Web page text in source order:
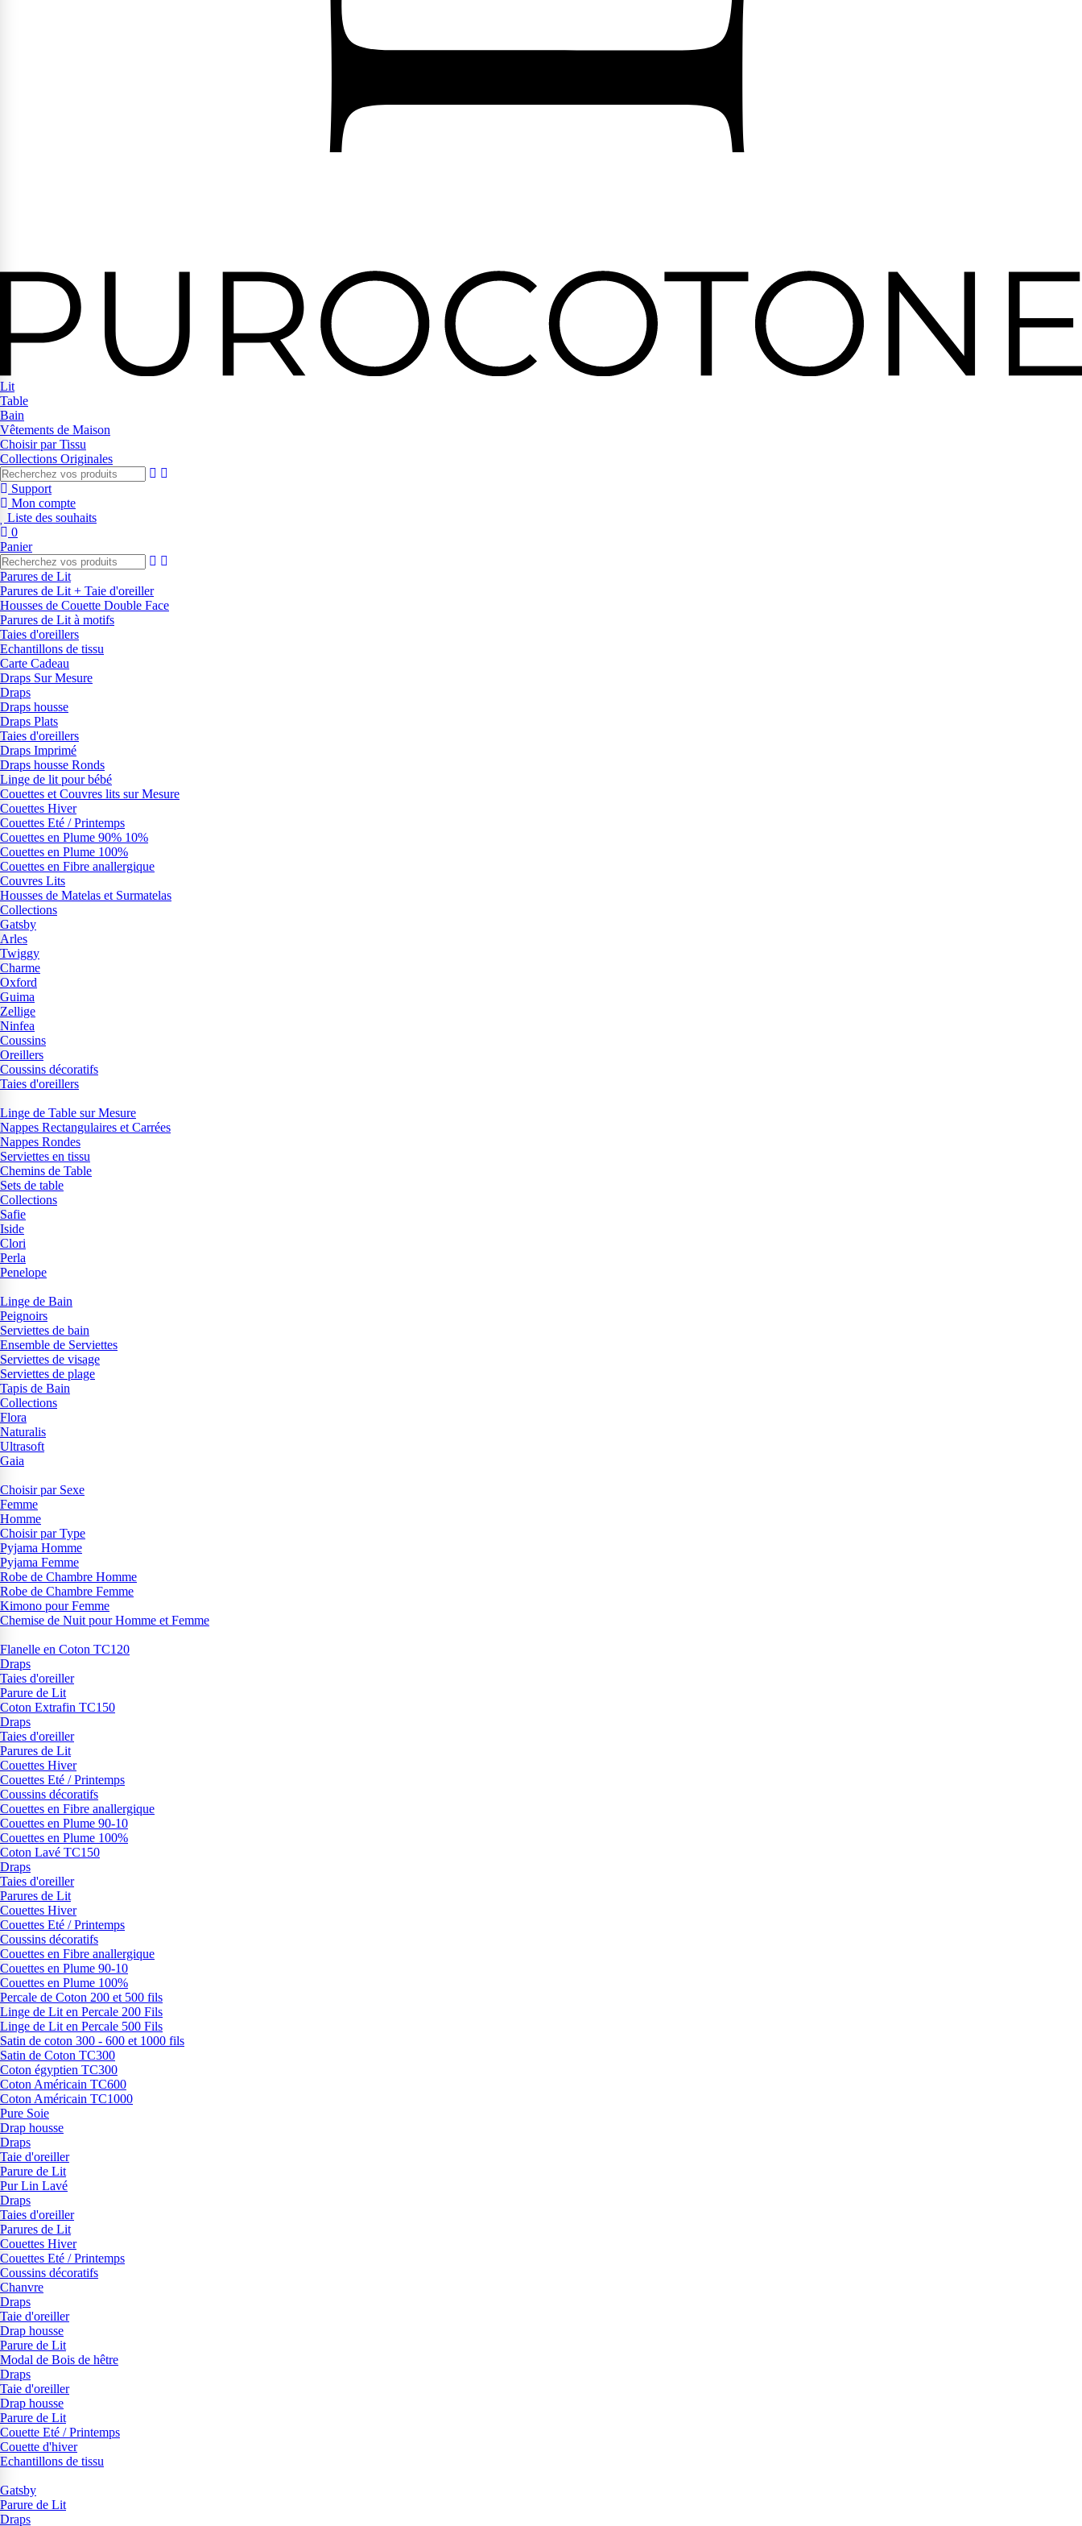
Lit
Table
Bain
Vêtements de Maison
Choisir par Tissu
Collections Originales
Support
Mon compte
Liste des souhaits
0
Panier
Parures de Lit
Parures de Lit + Taie d'oreiller
Housses de Couette Double Face
Parures de Lit à motifs
Taies d'oreillers
Echantillons de tissu
Carte Cadeau
Draps Sur Mesure
Draps
Draps housse
Draps Plats
Taies d'oreillers
Draps Imprimé
Draps housse Ronds
Linge de lit pour bébé
Couettes et Couvres lits sur Mesure
Couettes Hiver
Couettes Eté / Printemps
Couettes en Plume 90% 10%
Couettes en Plume 100%
Couettes en Fibre anallergique
Couvres Lits
Housses de Matelas et Surmatelas
Collections
Gatsby
Arles
Twiggy
Charme
Oxford
Guima
Zellige
Ninfea
Coussins
Oreillers
Coussins décoratifs
Taies d'oreillers
Linge de Table sur Mesure
Nappes Rectangulaires et Carrées
Nappes Rondes
Serviettes en tissu
Chemins de Table
Sets de table
Collections
Safie
Iside
Clori
Perla
Penelope
Linge de Bain
Peignoirs
Serviettes de bain
Ensemble de Serviettes
Serviettes de visage
Serviettes de plage
Tapis de Bain
Collections
Flora
Naturalis
Ultrasoft
Gaia
Choisir par Sexe
Femme
Homme
Choisir par Type
Pyjama Homme
Pyjama Femme
Robe de Chambre Homme
Robe de Chambre Femme
Kimono pour Femme
Chemise de Nuit pour Homme et Femme
Flanelle en Coton TC120
Draps
Taies d'oreiller
Parure de Lit
Coton Extrafin TC150
Draps
Taies d'oreiller
Parures de Lit
Couettes Hiver
Couettes Eté / Printemps
Coussins décoratifs
Couettes en Fibre anallergique
Couettes en Plume 90-10
Couettes en Plume 100%
Coton Lavé TC150
Draps
Taies d'oreiller
Parures de Lit
Couettes Hiver
Couettes Eté / Printemps
Coussins décoratifs
Couettes en Fibre anallergique
Couettes en Plume 90-10
Couettes en Plume 100%
Percale de Coton 200 et 500 fils
Linge de Lit en Percale 200 Fils
Linge de Lit en Percale 500 Fils
Satin de coton 300 - 600 et 1000 fils
Satin de Coton TC300
Coton égyptien TC300
Coton Américain TC600
Coton Américain TC1000
Pure Soie
Drap housse
Draps
Taie d'oreiller
Parure de Lit
Pur Lin Lavé
Draps
Taies d'oreiller
Parures de Lit
Couettes Hiver
Couettes Eté / Printemps
Coussins décoratifs
Chanvre
Draps
Taie d'oreiller
Drap housse
Parure de Lit
Modal de Bois de hêtre
Draps
Taie d'oreiller
Drap housse
Parure de Lit
Couette Eté / Printemps
Couette d'hiver
Echantillons de tissu
Gatsby
Parure de Lit
Draps